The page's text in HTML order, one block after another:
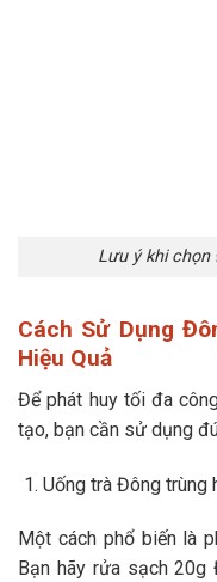
Lưu ý khi
Cách Sử Dụng
Hiệu Quả
Để phát huy tối đa
tạo, bạn cần sử dụng
Uống trà Đông trùng
Một cách phổ biến là
Bạn hãy rửa sạch